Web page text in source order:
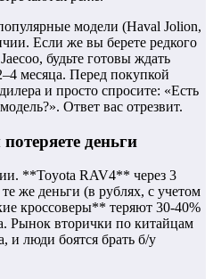
модели (Haval Jolion,
Если же вы берете редкого
будьте готовы ждать
месяца. Перед покупкой
и просто спросите: «Есть
Ответ вас отрезвит.
деньги
**Toyota RAV4** через 3
же деньги (в рублях, с учетом
кроссоверы** теряют 30-40%
Рынок вторички по китайцам
и люди боятся брать б/у